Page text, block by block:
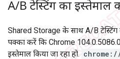
A/B टेस्टिंग का इस्तेमाल
Shared Storage के साथ A/B
पक्का करें कि Chrome
इस्तेमाल किया जा रहा हो.